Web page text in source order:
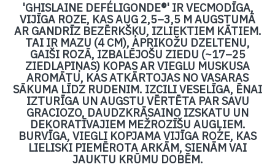
'GHISLAINE DEFÉLIGONDE®' IR VECMODĪGA,
VIJĪGA ROZE, KAS AUG 2,5–3,5 M AUGSTUMĀ
AR GANDRĪZ BEZĒRKŠĶU, IZLIEKTIEM KĀTIEM.
TAI IR MAZU (4 CM), APRIKOŽU DZELTENU,
GAIŠI ROZĀ, IZBALĒJOŠU ZIEDU (~17–25
ZIEDLAPIŅAS) KOPAS AR VIEGLU MUSKUSA
AROMĀTU, KAS ATKĀRTOJAS NO VASARAS
SĀKUMA LĪDZ RUDENIM. IZCILI VESELĪGA, ĒNAI
IZTURĪGA UN AUGSTU VĒRTĒTA PAR SAVU
GRACIOZO, DAUDZKRĀSAINO IZSKATU UN
DEKORATĪVAJIEM MEŽROZĪŠU AUGĻIEM.
BURVĪGA, VIEGLI KOPJAMA VIJĪGA ROZE, KAS
LIELISKI PIEMĒROTA ARKĀM, SIENĀM VAI
JAUKTU KRŪMU DOBĒM.